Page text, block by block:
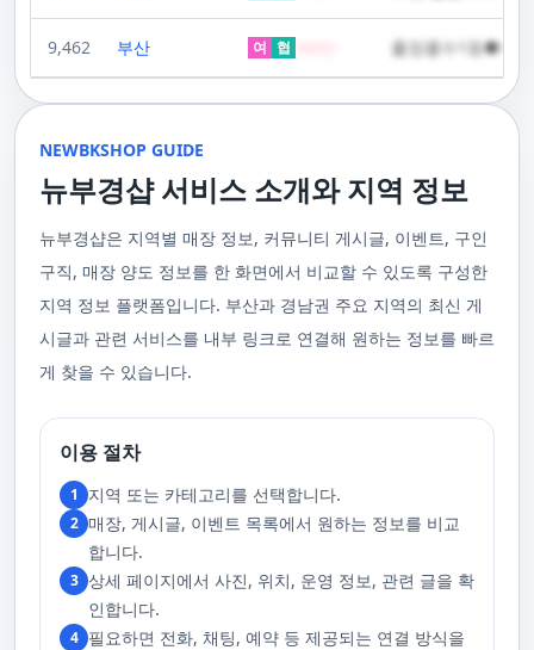
요. 부경샵 에서는 한국이나 태국에서 온 관리사 중에서 선택하실 수 있으며,
다른 곳에서는 찾아볼 수 없는 독특한 기술과 마인드를 가진 관리사들로 구
성되어 있어요. 이런 품질은 어디에서도 따라올 수 없죠.서비스의 질을 높이
기 위해 부경샵은 계속해서 훌륭한 관리사들을 모집하고 있답니다. 부산 출
장을 원하실 때는 언제든지 후불제로 예약하실 수 있어요, 이점 참고해주세
요. 사전에 예약하시면 더욱 쾌적한 부산 러시아 홈케어 서비스를 경험하실
대한 많은 관심 덕분에, 부경샵은 필요한 요구 사항들을 간단하게 필수적인
것들로 정리했어요. 이 가이드라인을 따라주시면, 서비스 이용 중에 문제가
생기지 않을 거예요. 첫째로, 너무 많은 알코올을 섭취해 만취 상태일 경우에
게 좋아요.서비스 당일에는 부경샵과의 원활한 의사소통이 중요해요, 그래
서 공중전화나 발신 제한으로는 연락이 어려워요. 또한, 자주 예약을 취소하
거나 예약 없이 나타나지 않는 경우, 앞으로 예약하기가 어려워질 수 있으니
가격으로 경험해 보세요.터치 -> 부경샵 홈페이지 터치 -> 더욱 새로워진 뉴
부경샵 홈페이지 터치 -> 부경샵앱 다운로드 - Google Play
100,000원일본인 관리사 스웨디시 VIP 코스 60분에 70,000원, 90분에
원 코스에 대한 궁금증이 있으시다면, 전화를 통한 상담을 추천드립니다.
부산 일본인 홈케어는 대면 서비스의 특성상, 직접 통화를 통한 문의와 예약
시면, 부경샵은 그에 최적화된 서비스를 제공하기 위해 최선을 다할 것입니
다. 언제든지 필요하실 때, 편리한 상담과 지원이 준비되어 있으니 주저하지
마시고 연락 주세요. 부산 일본인 홈케어 이용 방법에 대해서는, 서비스의
핵심은 바로 고객님의 현재 위치에서 직접 찾아가는 것입니다. 이 방식을 통
등, 자신만의 공간에서 편안한 맞춤형 마사지를 받으실 수 있습니다. 최근
한 마사지 서비스를 제공하기 위해 노력하고 있습니다. 부경샵의 주된 목적
은 고객님들이 긴장을 해소하고 새로운 활력을 얻을 수 있는 피난처를 마련
하는 것입니다. 또한, 부경샵 한국과 태국, 일본에서 온 관리사 중 선택이 가
능하며, 다른 곳에서 찾아볼 수 없는 독특한 기술과 마음가짐을 가진 관리사
를 자랑합니다. 이러한 품질은 비교할 수 없는 수준입니다. 서비스의 질을
더욱 높이기 위해, 부경샵은 지속적으로 우수한 일본인 관리사를 모집 중입
서비스를 경험하실 수 있습니다. 마지막으로 부산 일본인 홈케어 서비스를
이용하시기 전에, 아래 주의사항을 상세히 확인하시고 예약을 진행해 주시
기 바랍니다. 부경샵 서비스에 대한 높은 수요를 감안하여, 이용 요건을 간
소화하여 필수적인 사항으로 명시했습니다. 이 가이드라인을 따르시면, 서
비스 이용 중 문제가 발생하지 않을 것입니다. 특히, 과도한 알코올 섭취로
인해 만취 상태에서는 서비스 이용에 제한을 두고 있음을 명확히 합니다. 이
러한 상태에서는 다음 기회에 이용해 주시길 부탁드립니다. 서비스 도착 시
원활한 의사소통이 이루어질 수 있도록, 저희와의 연락이 반드시 가능해야
합니다. 이에 공중전화 사용이나 발신 번호 표시 제한으로의 통화는 받지 않
고 있습니다. 또한, 자주 발생하는 예약 취소나 무단으로 예약을 취소할 경
우, 향후 서비스 예약에 제약이 생길 수 있음을 알려드립니다. 시간을 효율적
으로 사용하며, 합리적인 가격으로 부경샵만의 특별한 경험을 하실 수 있습
한다는 점입니다. 이러한 기법은 근육의 긴장을 풀고 통증을 완화하는 데 효
과적입니다. 또한, 이 마사지는 혈액 순환을 촉진시켜 신체의 전반적인 피로
회복에 도움을 줍니다. 스트레스 해소와 이완에도 탁월하여, 많은 사람들이
정기적으로 받는 마사지입니다.2. 타이 마사지 타이 마사지는 동양의 전통
적인 마사지 방법으로, 신체의 스트레칭과 압력 포인트를 조합하여 신체의
균형을 맞추는 데 중점을 둡니다. 이 마사지는 유연성을 증진시키고 근육의
사지는 신체의 긴장을 풀어주고, 스트레스를 감소시키며, 전반적인 신체 기
서 유래한 마사지 방법으로, 의자에 앉은 상태에서 받을 수 있어 사무실이나
집에서도 쉽게 즐길 수 있습니다. 이 마사지는 특히 허리와 어깨의 피로를 해
소하는 데 효과적이며, 신체의 전반적인 이완을 도와 스트레스 감소에 도움
을 줍니다. 샤이츠 마사지는 짧은 시간에 효과적인 이완을 제공하여, 바쁜 일
상 속에서 짧은 휴식을 필요로 하는 현대인에게 적합합니다.4. 발 마사지 발
마사지는 발과 발목을 중심으로 이루어지는 마사지로, 신체의 균형을 유지
하고 전반적인 피로를 풀어주는 데 중점을 둡니다. 이 마사지는 발의 압력점
을 개선합니다. 발 마사지는 특히 장시간 서 있거나 걷는 일이 많은 사람들에
게 추천되며, 발의 피로 뿐만 아니라 전체적인 신체의 건강과 웰빙에도 긍정
적인 영향을 줍니다.부경샵 앱을 통해 부산 남포동 지역의 고객들은 이러한
춤형 서비스를 즐길 수 있습니다.출장마사지는 부경샵 ↓↓↓ 클릭
https://bkshop.kr/더욱 새로워진 출장마사지 뉴부경샵↓↓↓ 클릭
https://newbkshop.com/출장마사지 부경샵앱 다운로드↓↓↓ 클릭
https://play.google.com/store/apps/details?
고 있습니다. 친절한 상담원이 여러분의 마사지 능력을 평가하고, 여러분에
울 수 있는 이런 부경샵에서 예약하시는 것을 추천드립니다.때론, 그냥 누워
부산꿀통 디시에서 제공하는 서비스는 여러분에게 새로운 힐링의 기회를 제
사지는 여러분의 체질 개선, 스트레스 해소, 마음의 안정 등 다양한 효능을
가져다줍니다. 이와 같이 부산꿀통 디시의 마사지는 여러분의 건강을 지키
간을 가질 수 있게 해줍니다. 그리고 이런 부산꿀통 디시의 서비스를 편리하
게 예약하고 이용할 수 있게 도와주는 '부경샵' 어플은 부산과 경남 지역에서
최고의 마사지 어플로 추천받고 있습니다. 복잡한 예약 과정 없이, 부담 없이
부산꿀통 디시의 서비스를 이용하려는 분들께 부경샵 어플을 강력히 추천드
립니다.여러분의 건강과 힐링을 위해, 부산꿀통 디시와 부경샵이 함께하며,
모든 고민과 걱정 속에서 여러분을 위로하고 도와드리겠습니다. 부산꿀통
부산꿀통 디시의 건강한 마사지와 쾌적한 분위기 속에서 행복과 건강을 찾
주급
9,462
부산 여 협
출장콜수1등●하
주급
NEWBKSHOP GUIDE
뉴부경샵 서비스 소개와 지역 정보
뉴부경샵은 지역별 매장 정보, 커뮤니티 게시글, 이벤트, 구인
구직, 매장 양도 정보를 한 화면에서 비교할 수 있도록 구성한
지역 정보 플랫폼입니다. 부산과 경남권 주요 지역의 최신 게
시글과 관련 서비스를 내부 링크로 연결해 원하는 정보를 빠르
게 찾을 수 있습니다.
이용 절차
1 지역 또는 카테고리를 선택합니다.
2 매장, 게시글, 이벤트 목록에서 원하는 정보를 비교
합니다.
3 상세 페이지에서 사진, 위치, 운영 정보, 관련 글을 확
인합니다.
4 필요하면 전화, 채팅, 예약 등 제공되는 연결 방식을